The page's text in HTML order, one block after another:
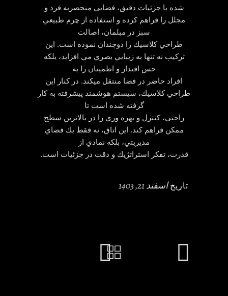
شده با جزئيات دقيق، فضايي منحصربه فرد و
مجلل را فراهم كرده و استفاده از چرم طبيعي
سبز در مبلمان، اصالت
طراحي كلاسيك را دوچندان نموده است. اين
تركيب نه تنها به زيبايي بصري مي افزايد، بلكه
حس اقتدار و اطمينان را به
افراد حاضر در فضا منتقل ميكند. در كنار اين
طراحي كلاسيك، سيستم هوشمند پيشرفته به كار
گرفته شده است تا
راحتي، كنترل و بهره وري را در بالاترين سطح
ممكن فراهم كند. اين اتاق، نه فقط يك فضاي
مديريتي، بلكه نمادي از
قدرت، تفكر استراتژيك و دقت در جزئيات است.
تاریخ اسفند 21, 1403